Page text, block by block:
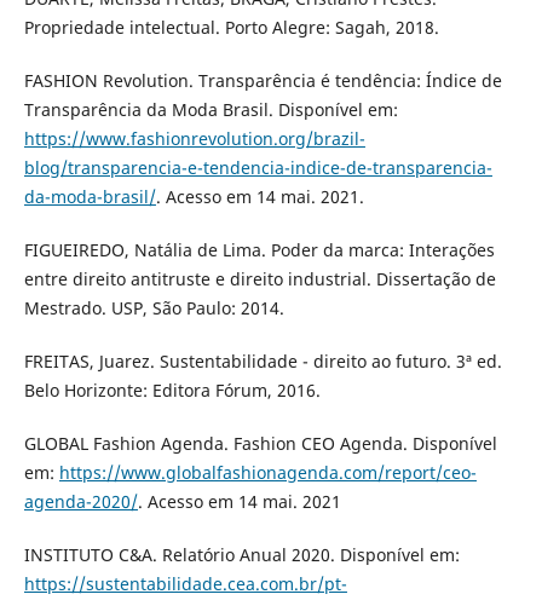
Propriedade intelectual. Porto Alegre: Sagah, 2018.
FASHION Revolution. Transparência é tendência: Índice de
Transparência da Moda Brasil. Disponível em:
https://www.fashionrevolution.org/brazil-
blog/transparencia-e-tendencia-indice-de-transparencia-
da-moda-brasil/. Acesso em 14 mai. 2021.
FIGUEIREDO, Natália de Lima. Poder da marca: Interações
entre direito antitruste e direito industrial. Dissertação de
Mestrado. USP, São Paulo: 2014.
FREITAS, Juarez. Sustentabilidade - direito ao futuro. 3ª ed.
Belo Horizonte: Editora Fórum, 2016.
GLOBAL Fashion Agenda. Fashion CEO Agenda. Disponível
em: https://www.globalfashionagenda.com/report/ceo-
agenda-2020/. Acesso em 14 mai. 2021
INSTITUTO C&A. Relatório Anual 2020. Disponível em:
https://sustentabilidade.cea.com.br/pt-